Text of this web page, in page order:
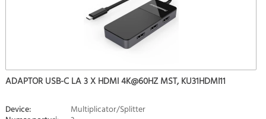
ADAPTOR USB-C LA 3 X HDMI 4K@60HZ MST, KU31HDMI11
Device: Multiplicator/Splitter